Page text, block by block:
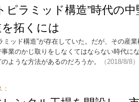
ピラミッド構造”時代の
拓くには
ミッド構造”が存在していた。だが、その産
業のかじ取りをしなくてはならない時代に
ような方法があるのだろうか。
（2018/8/8）